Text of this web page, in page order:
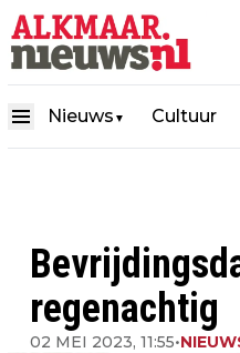
Nieuws ▼ Cultuur
regenachtig
02 MEI 2023, 11:55•